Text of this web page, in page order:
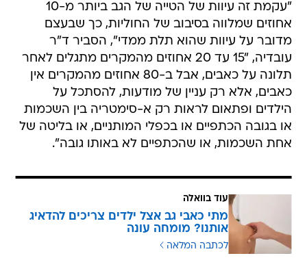
"עקמת זה עיוות של הטייה של הגב ביותר מ-10
אחוזים שמלווה בסיבוב של החוליות, כך שבעצם
מדובר על עיוות שהוא תלת ממדי", הסביר ד"ר
עובדיה, "15 עד 20 אחוזים מהמקרים מתגלים לאחר
תלונה על כאבים, אבל ב-80 אחוזים מהמקרים אין
כאבים, אלא רק עניין של מודעות, להסתכל על
הילדים ופתאום לראות רק א-סימטריה בין השכמות
או בגובה הכתפיים או בכפלי המותניים, או בליטה של
אחת השכמות, או שהכתפיים לא באותו גובה".
עוד בוואלה
מתי כאבי גב אצל ילדים צריכים להדאיג
אותנו? מומחה עונה
לכתבה המלאה